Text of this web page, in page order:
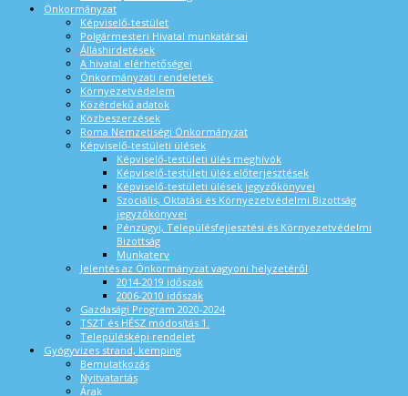
Önkormányzat
Képviselő-testület
Polgármesteri Hivatal munkatársai
Álláshirdetések
A hivatal elérhetőségei
Önkormányzati rendeletek
Környezetvédelem
Közérdekű adatok
Közbeszerzések
Roma Nemzetiségi Önkormányzat
Képviselő-testületi ülések
Képviselő-testületi ülés meghívók
Képviselő-testületi ülés előterjesztések
Képviselő-testületi ülések jegyzőkönyvei
Szociális, Oktatási és Környezetvédelmi Bizottság
jegyzőkönyvei
Pénzügyi, Településfejlesztési és Környezetvédelmi
Bizottság
Munkaterv
Jelentés az Önkormányzat vagyoni helyzetéről
2014-2019 időszak
2006-2010 időszak
Gazdasági Program 2020-2024
TSZT és HÉSZ módosítás 1.
Településképi rendelet
Gyógyvizes strand, kemping
Bemutatkozás
Nyitvatartás
Árak